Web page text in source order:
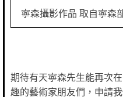
寧森攝影作品 取自寧森
期待有天寧森先生能再次
趣的藝術家朋友們，申請